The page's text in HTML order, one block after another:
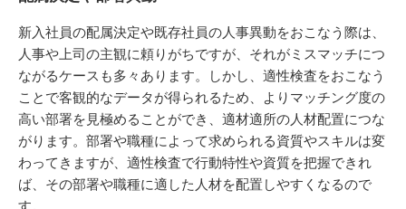
新入社員の配属決定や既存社員の人事異動をおこなう際は、
人事や上司の主観に頼りがちですが、それがミスマッチにつ
ながるケースも多々あります。しかし、適性検査をおこなう
ことで客観的なデータが得られるため、よりマッチング度の
高い部署を見極めることができ、適材適所の人材配置につな
がります。部署や職種によって求められる資質やスキルは変
わってきますが、適性検査で行動特性や資質を把握できれ
ば、その部署や職種に適した人材を配置しやすくなるので
す。